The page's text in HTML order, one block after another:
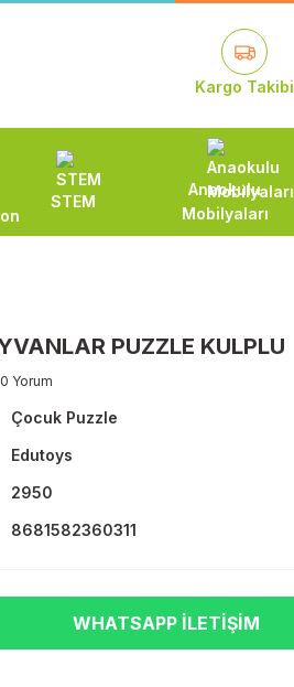
Kargo Takibi
STEM
Anaokulu
Mobilyaları
PUZZLE KULPLU
0 Yorum
Çocuk Puzzle
Edutoys
2950
8681582360311
WHATSAPP İLETIŞIM